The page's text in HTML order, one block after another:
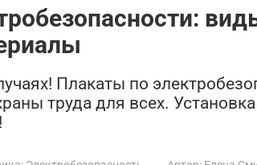
Плакаты по
труда для всех.